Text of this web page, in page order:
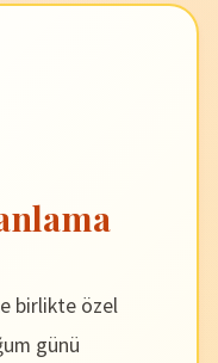
birlikte özel
günü